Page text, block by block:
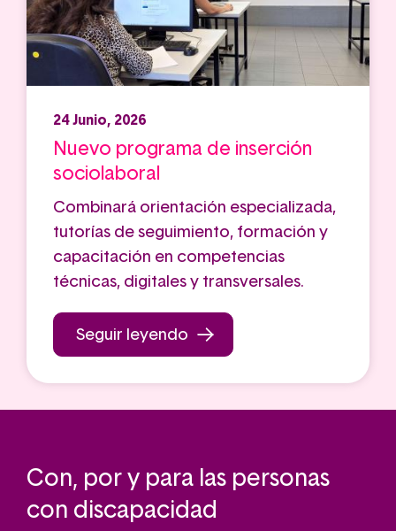
24 Junio, 2026
Nuevo programa de inserción
sociolaboral
Combinará orientación especializada,
tutorías de seguimiento, formación y
capacitación en competencias
técnicas, digitales y transversales.
Seguir leyendo
Con, por y para las personas
con discapacidad